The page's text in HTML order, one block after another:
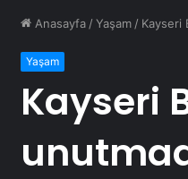
Anasayfa /Yaşam / Kayseri
Yaşam
Kayseri